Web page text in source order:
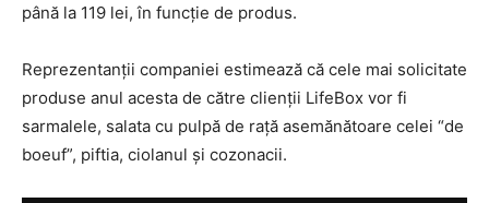
până la 119 lei, în funcție de produs.
Reprezentanții companiei estimează că cele mai solicitate
produse anul acesta de către clienții LifeBox vor fi
sarmalele, salata cu pulpă de rață asemănătoare celei “de
boeuf”, piftia, ciolanul și cozonacii.